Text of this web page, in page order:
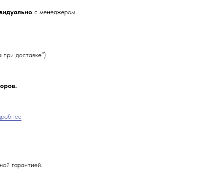
с менеджером.
при доставке")
гарантией.